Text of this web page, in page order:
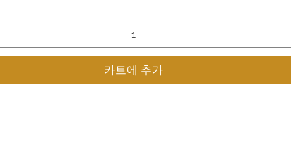
카트에 추가